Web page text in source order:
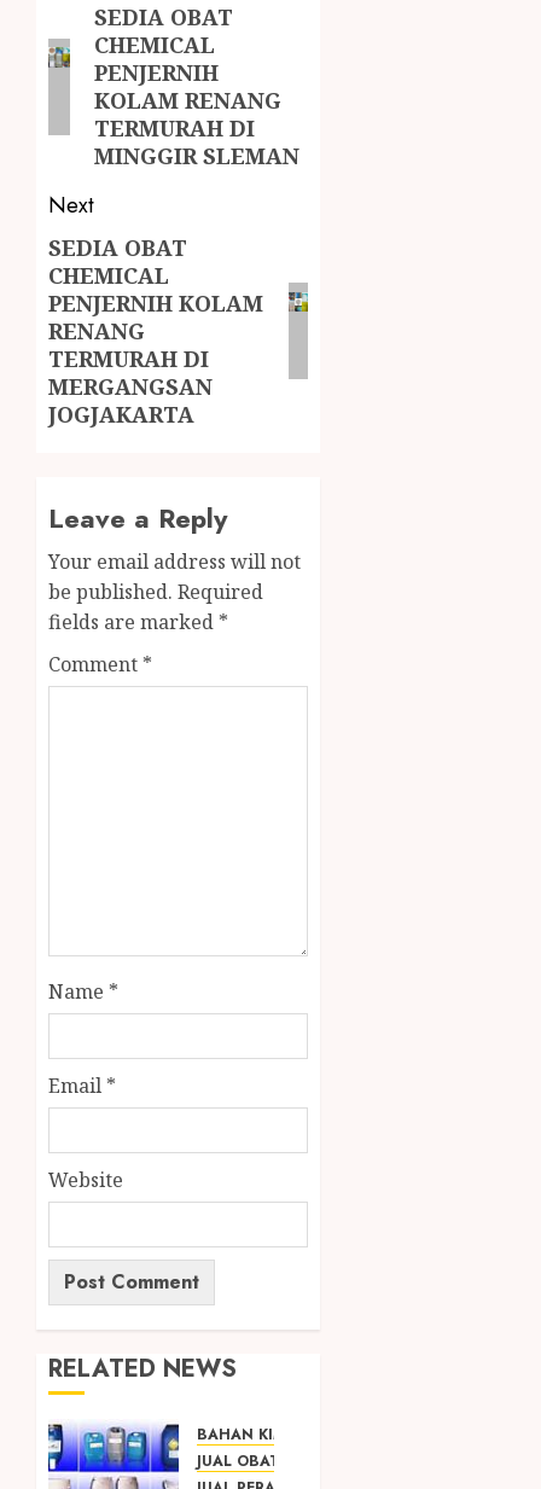
SEDIA OBAT
CHEMICAL
PENJERNIH
KOLAM RENANG
TERMURAH DI
MINGGIR SLEMAN
Next
SEDIA OBAT
CHEMICAL
PENJERNIH KOLAM
RENANG
TERMURAH DI
MERGANGSAN
JOGJAKARTA
Leave a Reply
Your email address will not
be published. Required
fields are marked *
Comment *
Name *
Email *
Website
RELATED NEWS
BAHAN KIMIA
JUAL OBAT PENJERNIH KOLAM JOGJA